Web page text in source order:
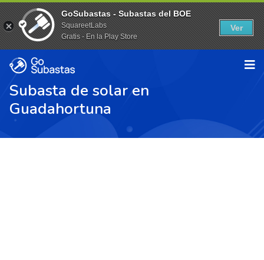
Subasta de solar en
Guadahortuna
GoSubastas - Subastas del BOE
SquareetLabs
Gratis - En la Play Store
Ver